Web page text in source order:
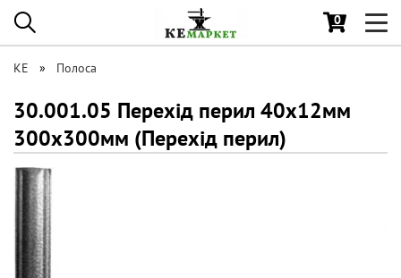
0
КЕ Полоса
30.001.05 Перехід перил 40х12мм
300х300мм (Перехід перил)